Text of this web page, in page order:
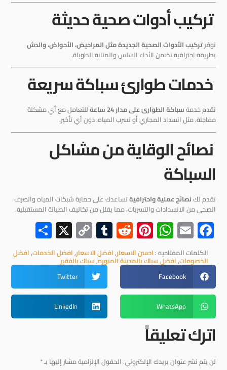
تركيب أدوات صحية حديثة
نوفرتركيب الأدوات الصحية الجديدة مثل المراحيض، الأحواض، والدش
بطريقة احترافية تضمن الأداء السلس والمتانة الطويلة.
خدمات طوارئ سباكة سريعة
نقدم خدمةسباكة الطوارئ على مدار 24 ساعة
للتعامل مع أي مشكلة
مفاجئة، مثل انسداد المجاري أو تسرب المياه، دون أي تأخير.
نصائح الوقاية من مشاكل
السباكة
نقدم لكنصائح عملية واحترافيةتساعدك على حماية شبكات المياه والصرف
الصحي من الانسدادات والتسربات، مما يقلل من تكاليف الصيانة المستقبلية.
Facebook
Email
WhatsApp
Pinterest
Reddit
Tumblr
Copy
Link
X
الكلمات المفتاحيه :احسن الاسعار,افضل الاسعار,افضل الخدمات,افضل
الخصومات,افضل سباك بالمدينة المنوره,سباك بالفقير
Facebook
Twitter
WhatsApp
LinkedIn
اترك تعليقاً
لن يتم نشر عنوان بريدك الإلكتروني. الحقول الإلزامية مشار إليها بـ*